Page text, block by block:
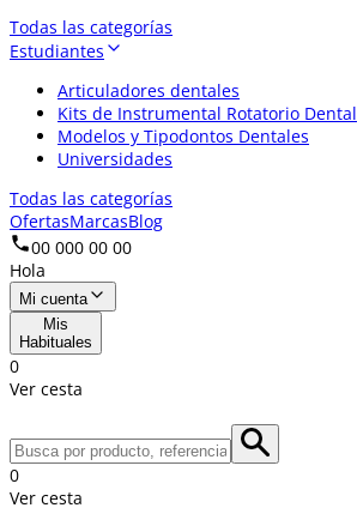
Todas las categorías
Estudiantes
Articuladores dentales
Kits de Instrumental Rotatorio Dental
Modelos y Tipodontos Dentales
Universidades
Todas las categorías
OfertasMarcasBlog
00 000 00 00
Hola
Mi cuenta
Mis
Habituales
0
Ver cesta
0
Ver cesta